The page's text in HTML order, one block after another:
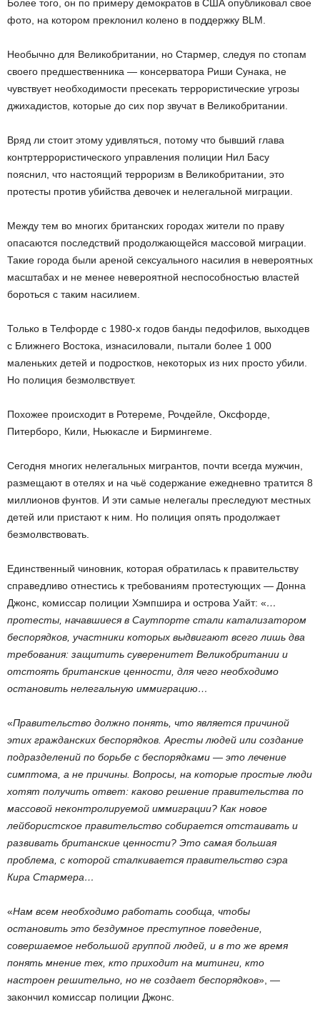
Более того, он по примеру демократов в США опубликовал свое
фото, на котором преклонил колено в поддержку BLM.
Необычно для Великобритании, но Стармер, следуя по стопам
своего предшественника — консерватора Риши Сунака, не
чувствует необходимости пресекать террористические угрозы
джихадистов, которые до сих пор звучат в Великобритании.
Вряд ли стоит этому удивляться, потому что бывший глава
контртеррористического управления полиции Нил Басу
пояснил, что настоящий терроризм в Великобритании, это
протесты против убийства девочек и нелегальной миграции.
Между тем во многих британских городах жители по праву
опасаются последствий продолжающейся массовой миграции.
Такие города были ареной сексуального насилия в невероятных
масштабах и не менее невероятной неспособностью властей
бороться с таким насилием.
Только в Телфорде с 1980-х годов банды педофилов, выходцев
с Ближнего Востока, изнасиловали, пытали более 1 000
маленьких детей и подростков, некоторых из них просто убили.
Но полиция безмолвствует.
Похожее происходит в Ротереме, Рочдейле, Оксфорде,
Питерборо, Кили, Ньюкасле и Бирмингеме.
Сегодня многих нелегальных мигрантов, почти всегда мужчин,
размещают в отелях и на чьё содержание ежедневно тратится 8
миллионов фунтов. И эти самые нелегалы преследуют местных
детей или пристают к ним. Но полиция опять продолжает
безмолвствовать.
Единственный чиновник, которая обратилась к правительству
справедливо отнестись к требованиям протестующих — Донна
Джонс, комиссар полиции Хэмпшира и острова Уайт: «…
протесты, начавшиеся в Саутпорте стали катализатором
беспорядков, участники которых выдвигают всего лишь два
требования: защитить суверенитет Великобритании и
отстоять британские ценности, для чего необходимо
остановить нелегальную иммиграцию…
«Правительство должно понять, что является причиной
этих гражданских беспорядков. Аресты людей или создание
подразделений по борьбе с беспорядками — это лечение
симптома, а не причины. Вопросы, на которые простые люди
хотят получить ответ: каково решение правительства по
массовой неконтролируемой иммиграции? Как новое
лейбористское правительство собирается отстаивать и
развивать британские ценности? Это самая большая
проблема, с которой сталкивается правительство сэра
Кира Стармера…
«Нам всем необходимо работать сообща, чтобы
остановить это бездумное преступное поведение,
совершаемое небольшой группой людей, и в то же время
понять мнение тех, кто приходит на митинги, кто
настроен решительно, но не создает беспорядков», —
закончил комиссар полиции Джонс.